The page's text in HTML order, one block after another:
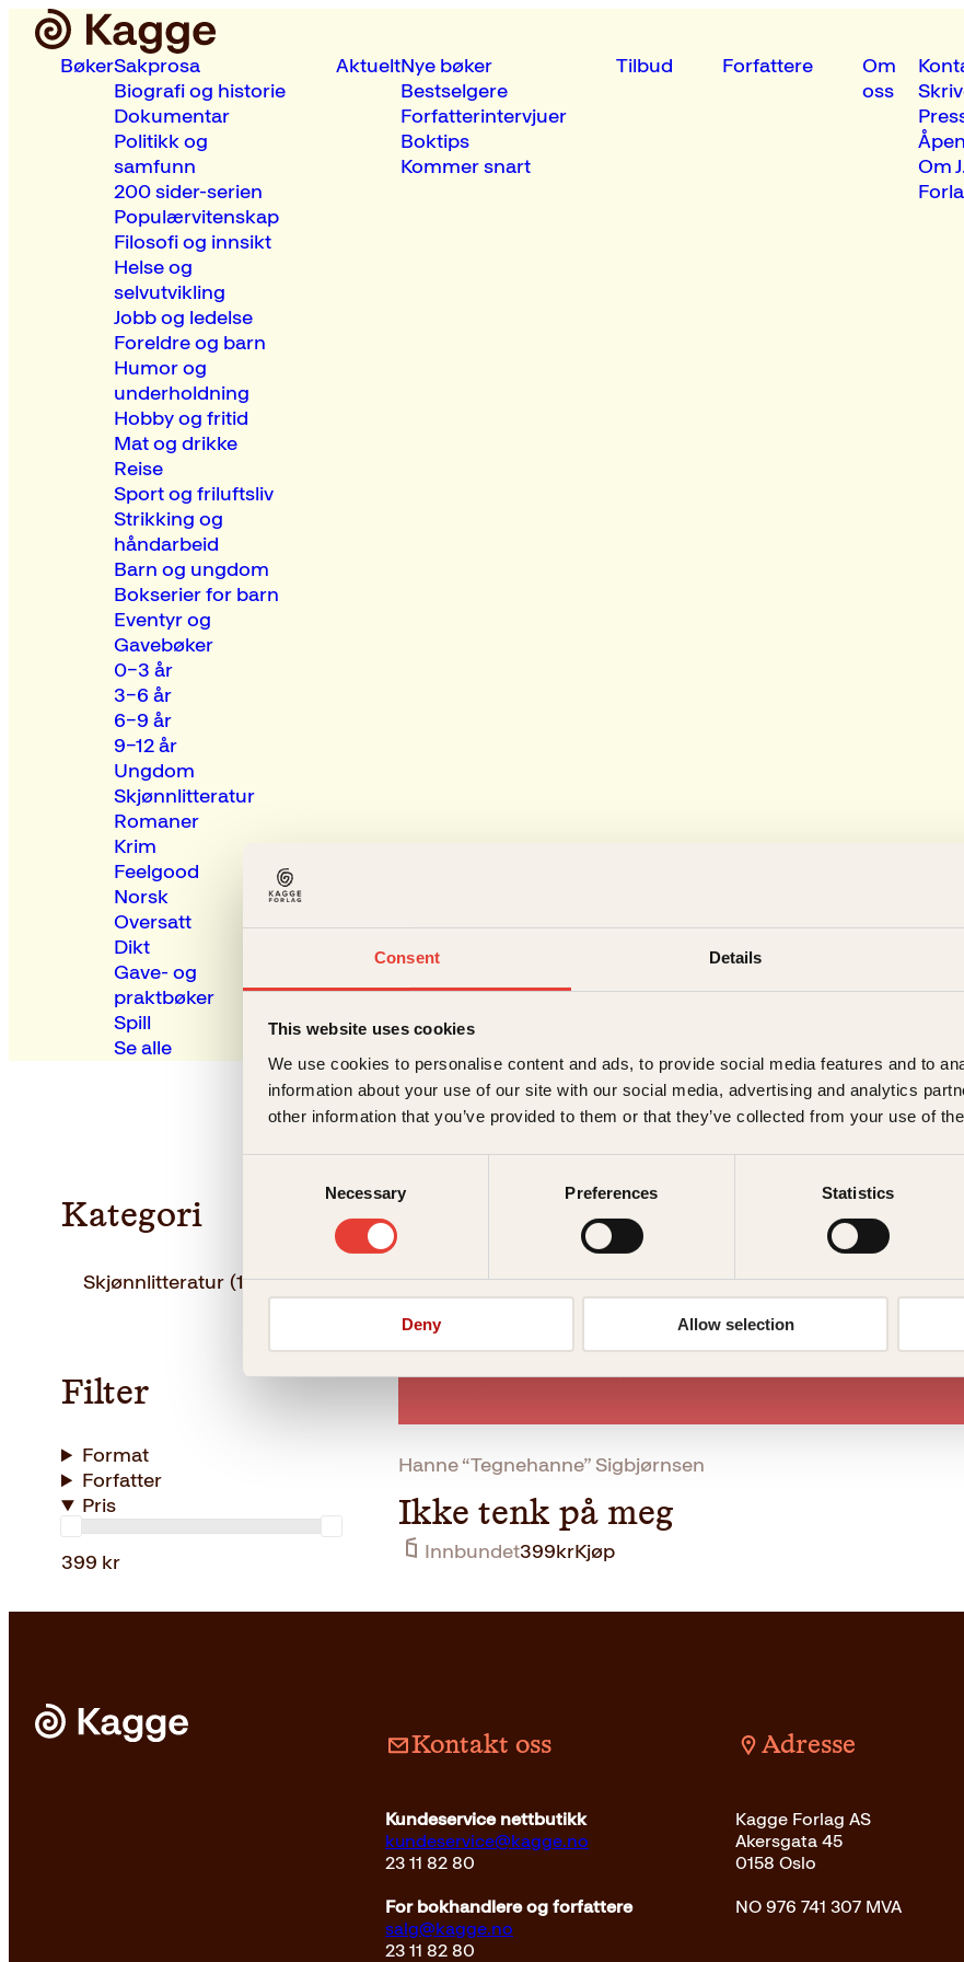
Consent Details
This website uses cookies
We use cookies to personalise content and ads, to provide social media features and to
information about your use of our site with our social media, advertising and analytics
other information that you’ve provided to them or that they’ve collected from your use of
Necessary Preferences Statistics
Deny Allow selection
BøkerSakprosa
Biografi og historie
Dokumentar
Politikk og
samfunn
200 sider-serien
Populærvitenskap
Filosofi og innsikt
Helse og
selvutvikling
Jobb og ledelse
Foreldre og barn
Humor og
underholdning
Hobby og fritid
Mat og drikke
Reise
Sport og friluftsliv
Strikking og
håndarbeid
Barn og ungdom
Bokserier for barn
Eventyr og
Gavebøker
0–3 år
3–6 år
6–9 år
9–12 år
Ungdom
Skjønnlitteratur
Romaner
Krim
Feelgood
Norsk
Oversatt
Dikt
Gave- og
praktbøker
Spill
Se alle
AktueltNye bøker
Bestselgere
Forfatterintervjuer
Boktips
Kommer snart
Tilbud Forfattere
Om
oss
Om
Kategori
Skjønnlitteratur (1)
Filter
Format
Forfatter
Pris
399 kr
Hanne “Tegnehanne” Sigbjørnsen
Ikke tenk på meg
Innbundet399krKjøp
Kontakt oss
Kundeservice nettbutikk
kundeservice@kagge.no
23 11 82 80
For bokhandlere og forfattere
salg@kagge.no
23 11 82 80
Adresse
Kagge Forlag AS
Akersgata 45
0158 Oslo
NO 976 741 307 MVA